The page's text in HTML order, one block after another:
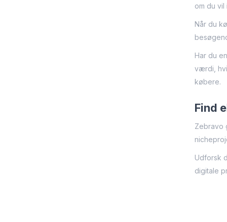
om du
Når du
Har du
værdi,
købere.
Find
Zebravo
Udforsk
digitale